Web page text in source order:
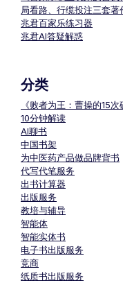
局看路、行缆投注三套
兆君百家乐练习器
兆君AI答疑解惑
分类
《败者为王：曹操的15次
10分钟解读
AI聊书
中国书架
为中医药产品做品牌背书
代写代笔服务
出书计算器
出版服务
教培与辅导
智能体
智能实体书
电子书出版服务
竞商
纸质书出版服务